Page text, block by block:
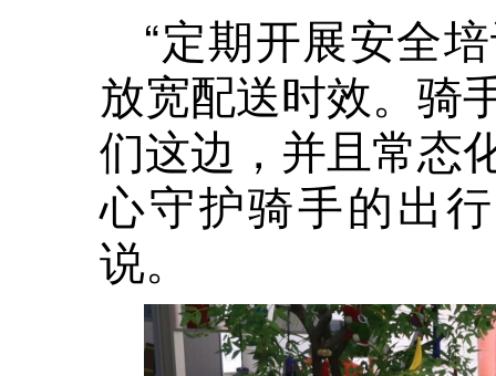
“定期开展安全
放宽配送时效。骑
们这边，并且常态
心守护骑手的出
说。